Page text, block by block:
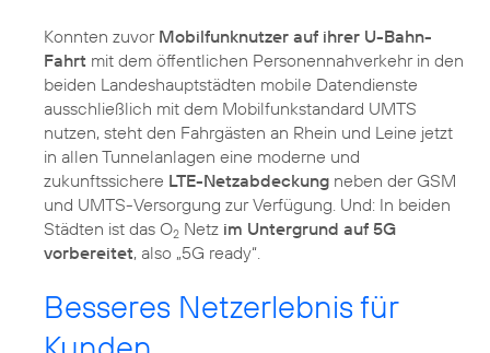
Konnten zuvor Mobilfunknutzer auf ihrer U-Bahn-
Fahrt mit dem öffentlichen Personennahverkehr in den
beiden Landeshauptstädten mobile Datendienste
ausschließlich mit dem Mobilfunkstandard UMTS
nutzen, steht den Fahrgästen an Rhein und Leine jetzt
in allen Tunnelanlagen eine moderne und
zukunftssichere LTE-Netzabdeckung neben der GSM
und UMTS-Versorgung zur Verfügung. Und: In beiden
Städten ist das O2 Netz im Untergrund auf 5G
vorbereitet, also „5G ready“.
Besseres Netzerlebnis für